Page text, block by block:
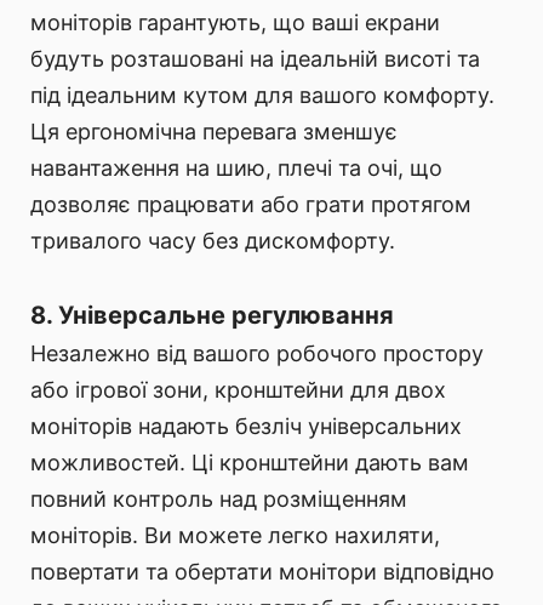
моніторів гарантують, що ваші екрани
будуть розташовані на ідеальній висоті та
під ідеальним кутом для вашого комфорту.
Ця ергономічна перевага зменшує
навантаження на шию, плечі та очі, що
дозволяє працювати або грати протягом
тривалого часу без дискомфорту.
8. Універсальне регулювання
Незалежно від вашого робочого простору
або ігрової зони, кронштейни для двох
моніторів надають безліч універсальних
можливостей. Ці кронштейни дають вам
повний контроль над розміщенням
моніторів. Ви можете легко нахиляти,
повертати та обертати монітори відповідно